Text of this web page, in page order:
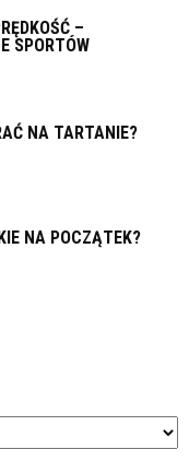
–
SPORTÓW
NA TARTANIE?
NA POCZĄTEK?